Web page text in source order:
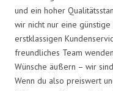
und ein hoher
wir nicht nur eine
erstklassigen
freundliches Team
Wünsche äußern – wir
Wenn du also preiswert